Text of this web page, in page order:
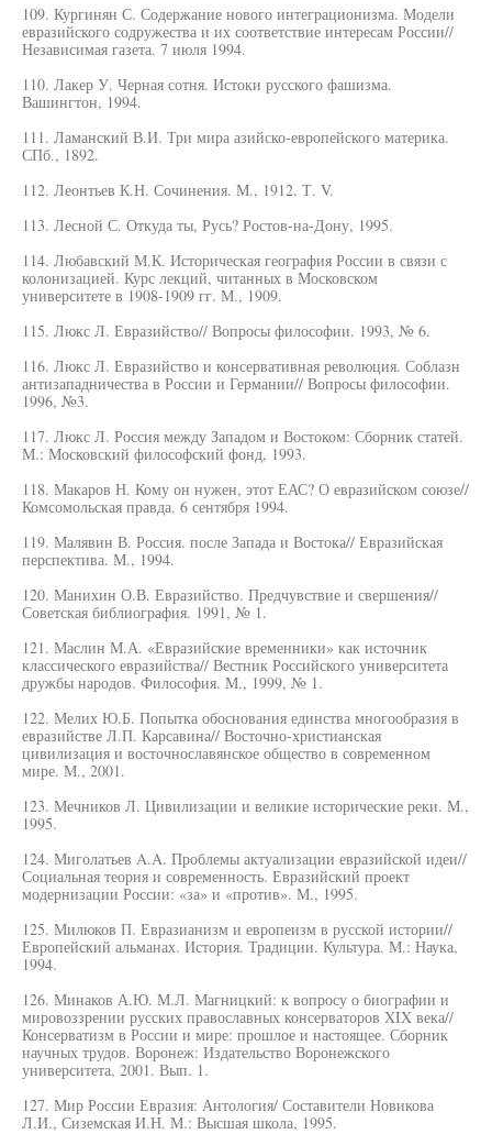
109. Кургинян С. Содержание нового интеграционизма. Модели
евразийского содружества и их соответствие интересам России//
Независимая газета. 7 июля 1994.
110. Лакер У. Черная сотня. Истоки русского фашизма.
Вашингтон, 1994.
111. Ламанский В.И. Три мира азийско-европейского материка.
СПб., 1892.
112. Леонтьев К.Н. Сочинения. М., 1912. Т. V.
113. Лесной С. Откуда ты, Русь? Ростов-на-Дону, 1995.
114. Любавский М.К. Историческая география России в связи с
колонизацией. Курс лекций, читанных в Московском
университете в 1908-1909 гг. М., 1909.
115. Люкс Л. Евразийство// Вопросы философии. 1993, № 6.
116. Люкс Л. Евразийство и консервативная революция. Соблазн
антизападничества в России и Германии// Вопросы философии.
1996, №3.
117. Люкс Л. Россия между Западом и Востоком: Сборник статей.
М.: Московский философский фонд, 1993.
118. Макаров Н. Кому он нужен, этот ЕАС? О евразийском союзе//
Комсомольская правда. 6 сентября 1994.
119. Малявин В. Россия. после Запада и Востока// Евразийская
перспектива. М., 1994.
120. Манихин О.В. Евразийство. Предчувствие и свершения//
Советская библиография. 1991, № 1.
121. Маслин М.А. «Евразийские временники» как источник
классического евразийства// Вестник Российского университета
дружбы народов. Философия. М., 1999, № 1.
122. Мелих Ю.Б. Попытка обоснования единства многообразия в
евразийстве Л.П. Карсавина// Восточно-христианская
цивилизация и восточнославянское общество в современном
мире. М., 2001.
123. Мечников Л. Цивилизации и великие исторические реки. М.,
1995.
124. Миголатьев A.A. Проблемы актуализации евразийской идеи//
Социальная теория и современность. Евразийский проект
модернизации России: «за» и «против». М., 1995.
125. Милюков П. Евразианизм и европеизм в русской истории//
Европейский альманах. История. Традиции. Культура. М.: Наука,
1994.
126. Минаков А.Ю. М.Л. Магницкий: к вопросу о биографии и
мировоззрении русских православных консерваторов XIX века//
Консерватизм в России и мире: прошлое и настоящее. Сборник
научных трудов. Воронеж: Издательство Воронежского
университета, 2001. Вып. 1.
127. Мир России Евразия: Антология/ Составители Новикова
Л.И., Сиземская И.Н. М.: Высшая школа, 1995.